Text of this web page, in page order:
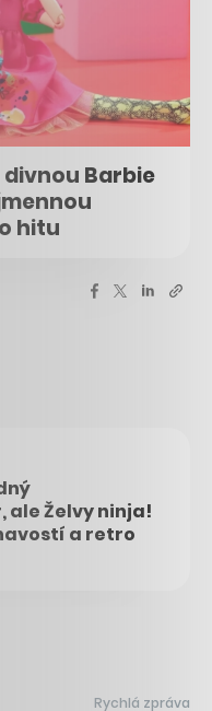
Barbie
hitu
ale Želvy ninja!
a retro
Rychlá zpráva